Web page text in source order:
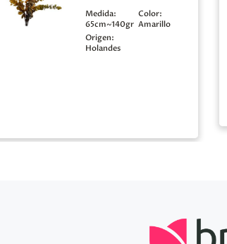
Medida:
65cm~140gr
Color:
Amarillo
Origen:
Holandes